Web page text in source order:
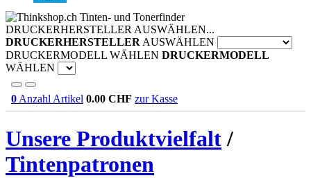
Tinten- und Tonerfinder
DRUCKERHERSTELLER AUSWÄHLEN...
DRUCKERHERSTELLER AUSWÄHLEN
DRUCKERMODELL WÄHLEN DRUCKERMODELL
WÄHLEN
0 Anzahl Artikel 0.00 CHF zur Kasse
Unsere Produktvielfalt/
Tintenpatronen